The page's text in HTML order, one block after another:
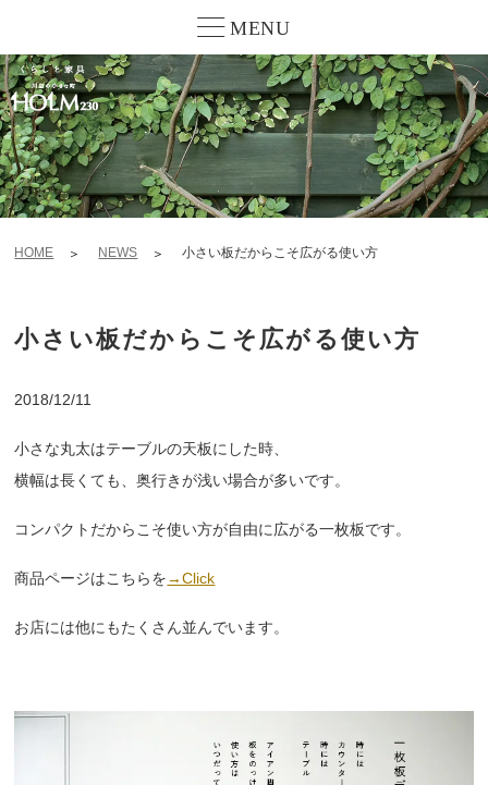
MENU
HOME NEWS 小さい板だからこそ広がる使い方
小さい板だからこそ広がる使い方
2018/12/11
小さな丸太はテーブルの天板にした時、
横幅は長くても、奥行きが浅い場合が多いです。
コンパクトだからこそ使い方が自由に広がる一枚板です。
商品ページはこちらを→Click
お店には他にもたくさん並んでいます。